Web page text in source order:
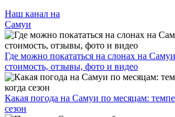
Наш канал на
Самуи
Где можно покататься на слонах на
стоимость, отзывы, фото и видео
Какая погода на Самуи по месяцам:
сезон